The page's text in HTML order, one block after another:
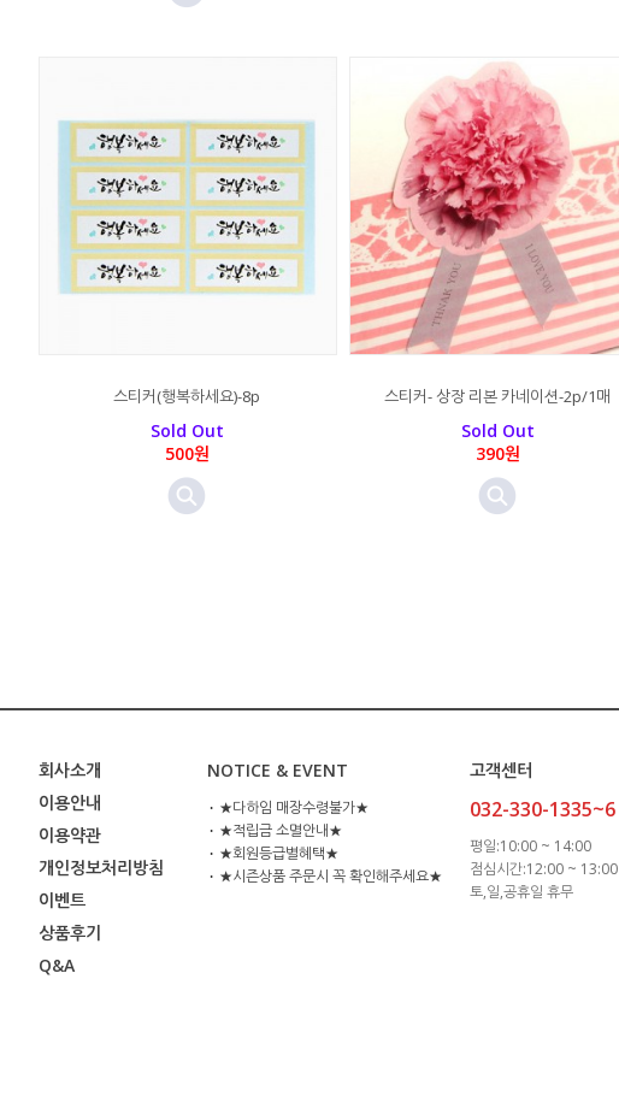
스티커(행복하세요)-8p
Sold Out
500원
스티커- 상장 리본 카네이션-2p/1매
Sold Out
390원
회사소개
이용안내
이용약관
개인정보처리방침
이벤트
상품후기
Q&A
NOTICE & EVENT
⋅ ★다하임 매장수령불가★
⋅ ★적립금 소멸안내★
⋅ ★회원등급별혜택★
⋅ ★시즌상품 주문시 꼭 확인해주세요★
고객센터
032-330-1335~6
평일:10:00 ~ 14:00
점심시간:12:00 ~ 13:00
토,일,공휴일 휴무